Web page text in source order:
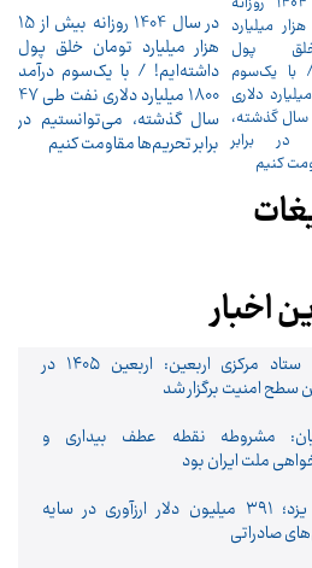
در سال 1404 روزانه بیش از 15
هزار میلیارد تومان خلق پول
داشته‌ایم! / با یک‌سوم درآمد
1800 میلیارد دلاری نفت طی 47
سال گذشته، می‌توانستیم در
برابر تحریم‌ها مقاومت کنیم
اخبار
رییس ستاد مرکزی اربعین: اربعین ۱۴۰۵ در
سطح امنیت برگزار شد
مشروطه نقطه عطف بیداری و
ملت ایران بود
پسته یزد؛ ۳۹۱ میلیون دلار ارزآوری در سایه
صادراتی